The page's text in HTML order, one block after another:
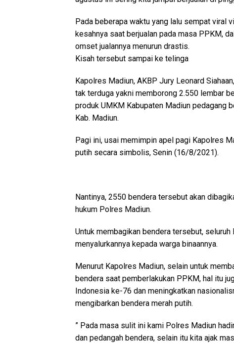
Pada beberapa waktu yang lalu sempat viral
kesahnya saat berjualan pada masa PPKM,
omset jualannya menurun drastis.
Kisah tersebut sampai ke telinga
Kapolres Madiun, AKBP Jury Leonard
tak terduga yakni memborong 2.550 lembar
produk UMKM Kabupaten Madiun pedagang
Kab. Madiun.
Pagi ini, usai memimpin apel pagi Kapolres
putih secara simbolis, Senin (16/8/2021).
Nantinya, 2550 bendera tersebut akan
hukum Polres Madiun.
Untuk membagikan bendera tersebut,
menyalurkannya kepada warga binaannya.
Menurut Kapolres Madiun, selain untuk
bendera saat pemberlakukan PPKM, hal itu
Indonesia ke-76 dan meningkatkan
mengibarkan bendera merah putih.
” Pada masa sulit ini kami Polres Madiun
dan pedangah bendera, selain itu kita ajak